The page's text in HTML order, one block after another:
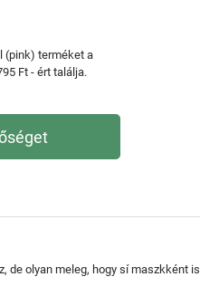
(pink) terméket a
Ft - ért találja.
olyan meleg, hogy sí maszkként